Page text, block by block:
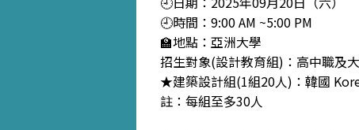
🕘時間：9:00 AM ~5:00 PM
🏫地點：亞洲大學
招生對象(設計教育組)：高中職及
★建築設計組(1組20人)：韓國
註：每組至多30人